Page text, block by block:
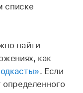
списке
найти
как
. Если
определенного